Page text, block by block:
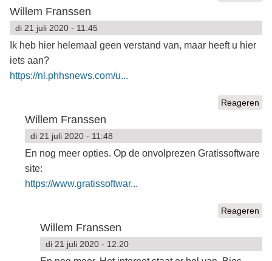
Willem Franssen
di 21 juli 2020 - 11:45
Ik heb hier helemaal geen verstand van, maar heeft u hier
iets aan?
https://nl.phhsnews.com/u...
Reageren
Willem Franssen
di 21 juli 2020 - 11:48
En nog meer opties. Op de onvolprezen Gratissoftware
site:
https://www.gratissoftwar...
Reageren
Willem Franssen
di 21 juli 2020 - 12:20